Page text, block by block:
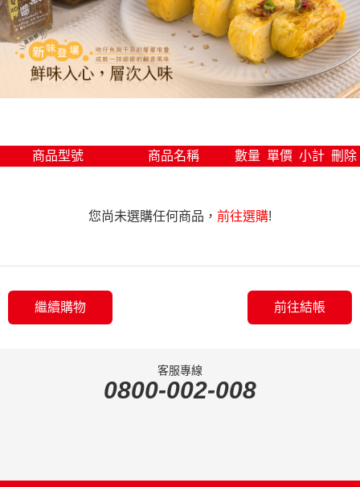
商品型號 商品名稱 數量 單價 小計 刪除
您尚未選購任何商品， 前往選購!
繼續購物 前往結帳
客服專線
0800-002-008